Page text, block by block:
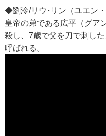
◆劉泠/リウ･リン（ユエン・
皇帝の弟である広平（グア
殺し、7歳で父を刀で刺し
呼ばれる。